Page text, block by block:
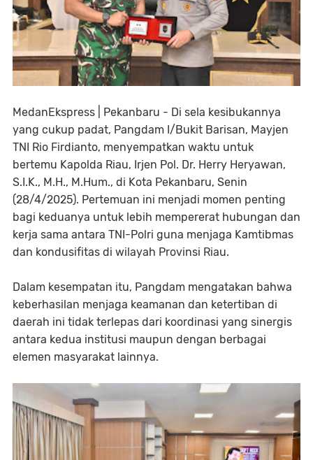
MedanEkspress | Pekanbaru - Di sela kesibukannya
yang cukup padat, Pangdam I/Bukit Barisan, Mayjen
TNI Rio Firdianto, menyempatkan waktu untuk
bertemu Kapolda Riau, Irjen Pol. Dr. Herry Heryawan,
S.I.K., M.H., M.Hum., di Kota Pekanbaru, Senin
(28/4/2025). Pertemuan ini menjadi momen penting
bagi keduanya untuk lebih mempererat hubungan dan
kerja sama antara TNI-Polri guna menjaga Kamtibmas
dan kondusifitas di wilayah Provinsi Riau.
Dalam kesempatan itu, Pangdam mengatakan bahwa
keberhasilan menjaga keamanan dan ketertiban di
daerah ini tidak terlepas dari koordinasi yang sinergis
antara kedua institusi maupun dengan berbagai
elemen masyarakat lainnya.